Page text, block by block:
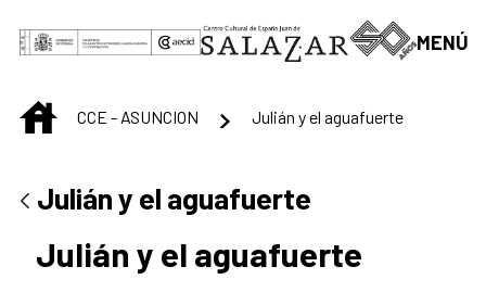
Saltar al contenido principal
MENÚ
INICIOCCE - ASUNCION Julián y el aguafuerte
Julián y el aguafuerte
Julián y el aguafuerte